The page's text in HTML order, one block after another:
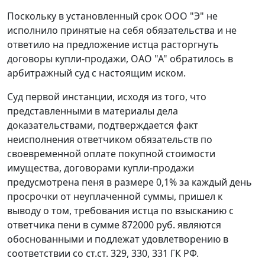
Поскольку в установленный срок ООО "Э" не
исполнило принятые на себя обязательства и не
ответило на предложение истца расторгнуть
договоры купли-продажи, ОАО "А" обратилось в
арбитражный суд с настоящим иском.
Суд первой инстанции, исходя из того, что
представленными в материалы дела
доказательствами, подтверждается факт
неисполнения ответчиком обязательств по
своевременной оплате покупной стоимости
имущества, договорами купли-продажи
предусмотрена пеня в размере 0,1% за каждый день
просрочки от неуплаченной суммы, пришел к
выводу о том, требования истца по взысканию с
ответчика пени в сумме 872000 руб. являются
обоснованными и подлежат удовлетворению в
соответствии со ст.ст. 329, 330, 331 ГК РФ.